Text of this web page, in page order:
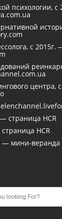
психологии, с
с
центра,
страница HCR
HCR
— мини-веранда